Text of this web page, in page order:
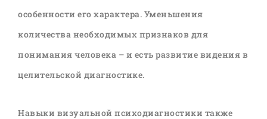
особенности его характера. Уменьшения
количества необходимых признаков для
понимания человека – и есть развитие видения в
целительской диагностике.
Навыки визуальной психодиагностики также